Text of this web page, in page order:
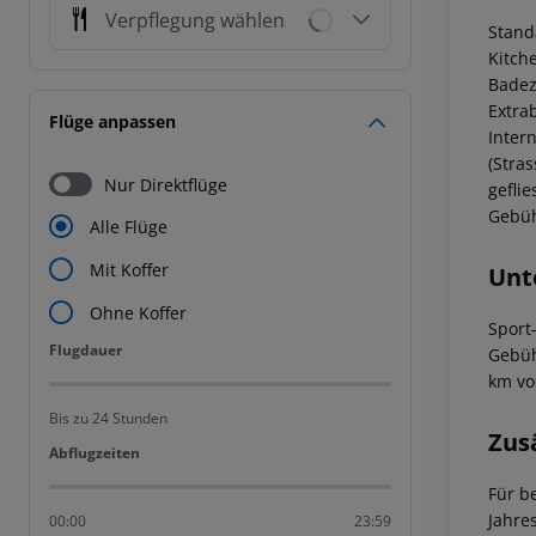
Verpflegung wählen
Flüge anpassen
Nur Direktflüge
Alle Flüge
Mit Koffer
Ohne Koffer
Flugdauer
Flugdauer
Bis zu 24 Stunden
Abflugzeiten
Abflugzeiten
00:00 23:59
km
Für